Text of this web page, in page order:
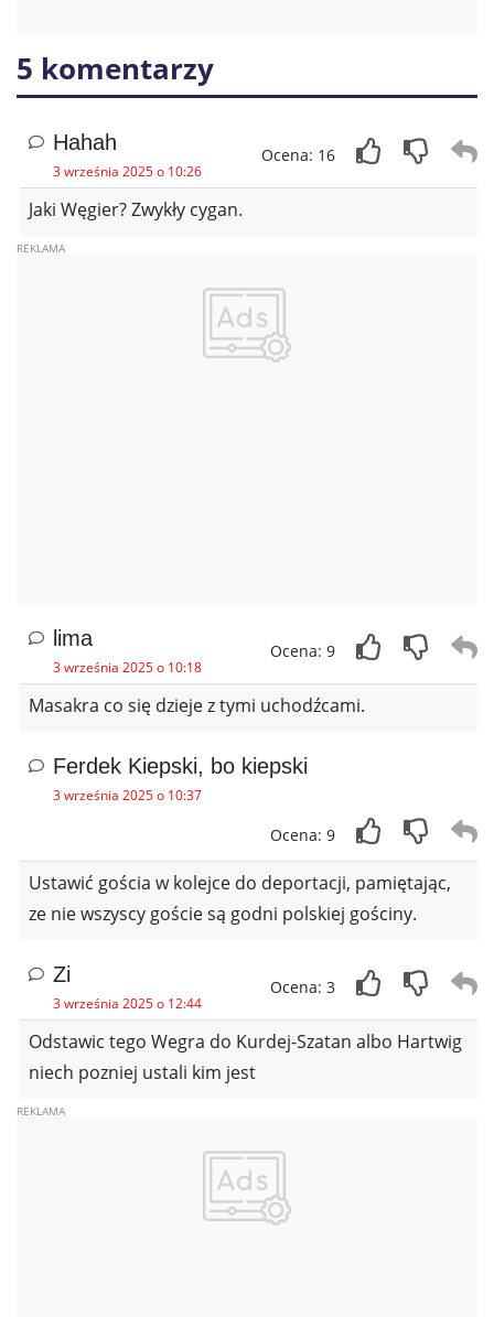
5 komentarzy
Hahah
3 września 2025 o 10:26
Ocena: 16
Jaki Węgier? Zwykły cygan.
lima
3 września 2025 o 10:18
Ocena: 9
Masakra co się dzieje z tymi uchodźcami.
Ferdek Kiepski, bo kiepski
3 września 2025 o 10:37
Ocena: 9
Ustawić gościa w kolejce do deportacji, pamiętając,
ze nie wszyscy goście są godni polskiej gościny.
Zi
3 września 2025 o 12:44
Ocena: 3
Odstawic tego Wegra do Kurdej-Szatan albo Hartwig
niech pozniej ustali kim jest